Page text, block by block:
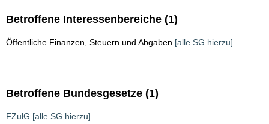
Betroffene Interessenbereiche (1)
Öffentliche Finanzen, Steuern und Abgaben [alle SG hierzu]
Betroffene Bundesgesetze (1)
FZulG [alle SG hierzu]